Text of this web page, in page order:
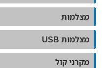
מצלמות
מצלמות USB
מקרני קול